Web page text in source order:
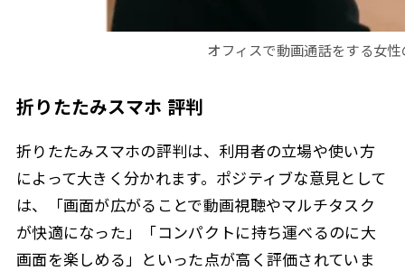
オフィスで動画通話をする女
折りたたみスマホ 評判
折りたたみスマホの評判は、利用者の立場や使い方
によって大きく分かれます。ポジティブな意見として
は、「画面が広がることで動画視聴やマルチタスク
が快適になった」「コンパクトに持ち運べるのに大
画面を楽しめる」といった点が高く評価されていま